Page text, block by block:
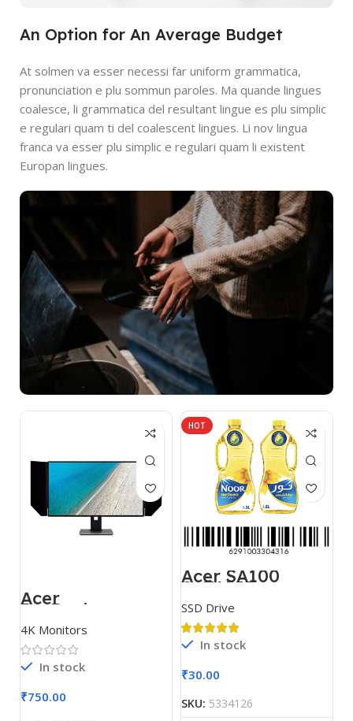
An Option for An Average Budget
At solmen va esser necessi far uniform grammatica,
pronunciation e plu sommun paroles. Ma quande lingues
coalesce, li grammatica del resultant lingue es plu simplic
e regulari quam ti del coalescent lingues. Li nov lingua
franca va esser plu simplic e regulari quam li existent
Europan lingues.
Acer
ProDesigner
PE320QK
4K Monitors
In stock
₹750.00
HOT
Acer SA100
SATAIII
SSD Drive
In stock
₹30.00
SKU: 5334126